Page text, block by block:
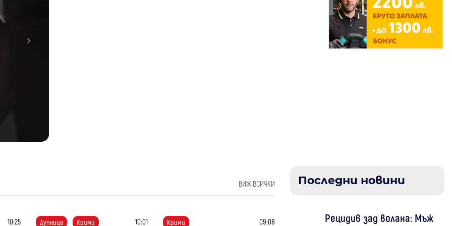
Next
ВИЖ ВСИЧКИ
10:25 Дупница Крими 10:01 Крими 09:08
Последни новини
Рецидив зад волана: Мъж